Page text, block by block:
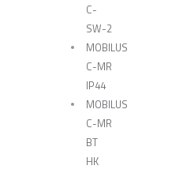
C-
SW-2
MOBILUS
C-MR
IP44
MOBILUS
C-MR
BT
HK